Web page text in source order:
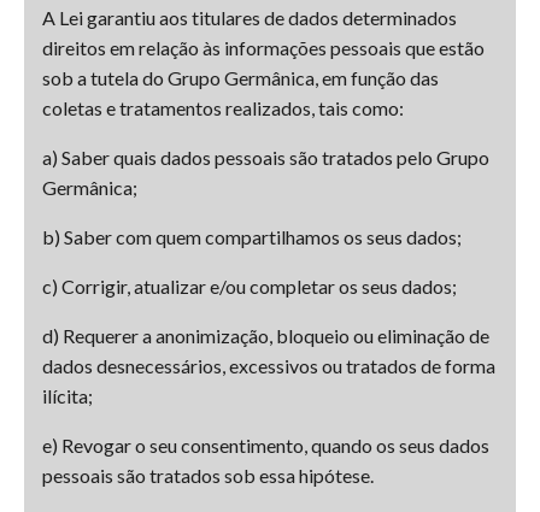
A Lei garantiu aos titulares de dados determinados
direitos em relação às informações pessoais que estão
sob a tutela do Grupo Germânica, em função das
coletas e tratamentos realizados, tais como:
a) Saber quais dados pessoais são tratados pelo Grupo
Germânica;
b) Saber com quem compartilhamos os seus dados;
c) Corrigir, atualizar e/ou completar os seus dados;
d) Requerer a anonimização, bloqueio ou eliminação de
dados desnecessários, excessivos ou tratados de forma
ilícita;
e) Revogar o seu consentimento, quando os seus dados
pessoais são tratados sob essa hipótese.